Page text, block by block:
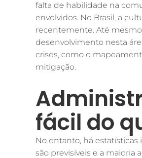
falta de habilidade na
envolvidos. No Brasil, a
recentemente. Até
desenvolvimento nesta
crises, como o
mitigação.
fácil do
No entanto, há
são previsíveis e a maioria